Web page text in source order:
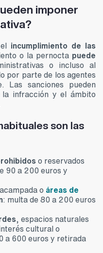
imponer
incumplimiento de las
o la pernocta puede
o incluso al
por parte de los agentes
Las sanciones pueden
infracción y el ámbito
son las
o reservados
90 a 200 euros y
o áreas de
: multa de 80 a 200 euros
, espacios naturales
cultural o
a 600 euros y retirada